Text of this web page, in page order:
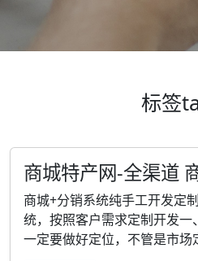
标签
商城特产网-全渠道
商城+分销系统纯手工开发定
统，按照客户需求定制开发
一定要做好定位，不管是市场